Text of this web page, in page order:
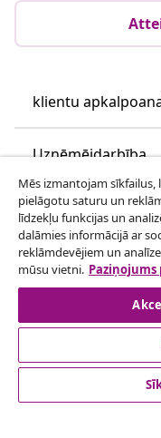
klientu
Uzņēmējdarbība
vidaXL
Apskatiet vairāk
© 2008-2026 vidaXL
Mēs izmantojam
pielāgotu saturu un
līdzekļu funkcijas un
dalāmies informācijā ar
reklāmdevējiem un
mūsu vietni.